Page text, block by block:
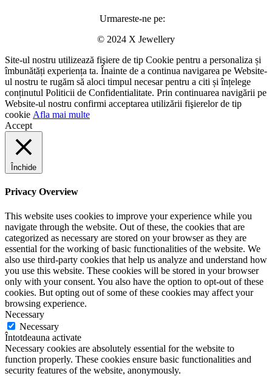
Urmareste-ne pe:
© 2024 X Jewellery
Site-ul nostru utilizează fişiere de tip Cookie pentru a personaliza și
îmbunătăți experiența ta. Înainte de a continua navigarea pe Website-
ul nostru te rugăm să aloci timpul necesar pentru a citi și înțelege
conținutul Politicii de Confidentialitate. Prin continuarea navigării pe
Website-ul nostru confirmi acceptarea utilizării fişierelor de tip
cookie Afla mai multe
Accept
Închide
Privacy Overview
This website uses cookies to improve your experience while you
navigate through the website. Out of these, the cookies that are
categorized as necessary are stored on your browser as they are
essential for the working of basic functionalities of the website. We
also use third-party cookies that help us analyze and understand how
you use this website. These cookies will be stored in your browser
only with your consent. You also have the option to opt-out of these
cookies. But opting out of some of these cookies may affect your
browsing experience.
Necessary
Necessary
Întotdeauna activate
Necessary cookies are absolutely essential for the website to
function properly. These cookies ensure basic functionalities and
security features of the website, anonymously.